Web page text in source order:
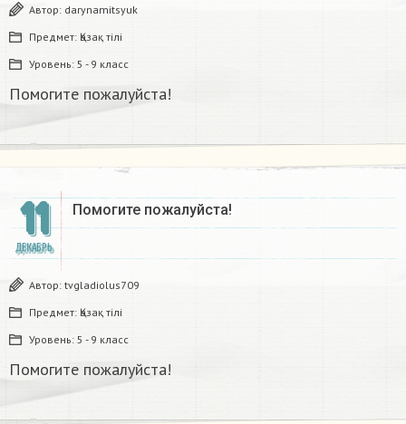
Автор: darynamitsyuk
Предмет: Қазақ тiлi
Уровень: 5 - 9 класс
Помогите пожалуйста!
11
ДЕКАБРЬ
Помогите пожалуйста!
Автор: tvgladiolus709
Предмет: Қазақ тiлi
Уровень: 5 - 9 класс
Помогите пожалуйста!